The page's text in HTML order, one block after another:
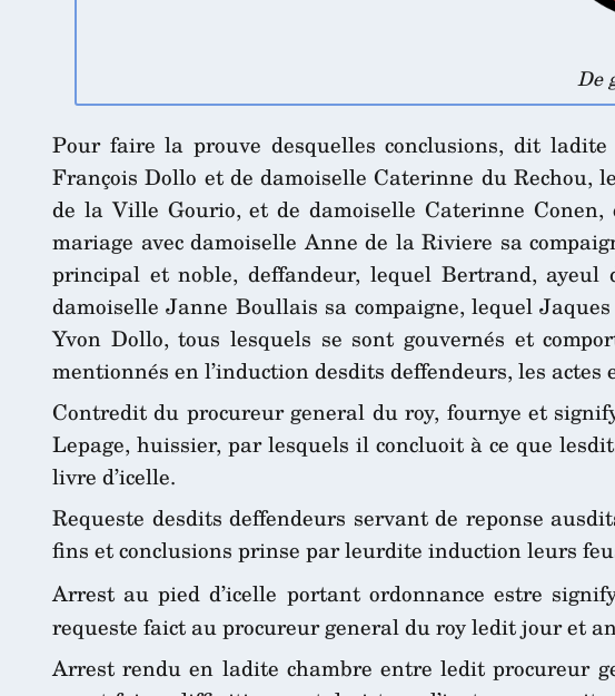
De
Pour faire la prouve desquelles conclusions, dit
François Dollo et de damoiselle Caterinne du
de la Ville Gourio, et de damoiselle Caterinne
mariage avec damoiselle Anne de la Riviere sa
principal et noble, deffandeur, lequel Bertrand,
damoiselle Janne Boullais sa compaigne, lequel
Yvon Dollo, tous lesquels se sont gouvernés et
mentionnés en l’induction desdits deffendeurs, les
Contredit du procureur general du roy, fournye et
Lepage, huissier, par lesquels il concluoit à ce que
livre d’icelle.
Requeste desdits deffendeurs servant de reponse
fins et conclusions prinse par leurdite induction leurs
Arrest au pied d’icelle portant ordonnance estre
requeste faict au procureur general du roy ledit jour et
Arrest rendu en ladite chambre entre ledit procureur